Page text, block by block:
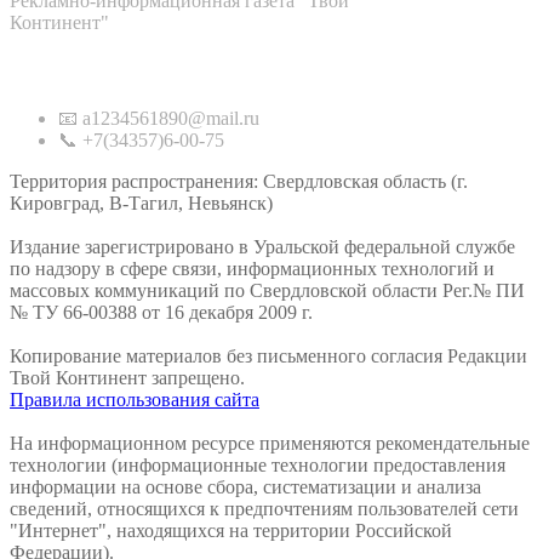
Континент"
📧 a1234561890@mail.ru
📞 +7(34357)6-00-75
Территория распространения: Свердловская область (г.
Кировград, В-Тагил, Невьянск)
Издание зарегистрировано в Уральской федеральной службе
по надзору в сфере связи, информационных технологий и
массовых коммуникаций по Свердловской области Рег.№ ПИ
№ ТУ 66-00388 от 16 декабря 2009 г.
Копирование материалов без письменного согласия Редакции
Твой Континент запрещено.
Правила использования сайта
На информационном ресурсе применяются рекомендательные
технологии (информационные технологии предоставления
информации на основе сбора, систематизации и анализа
сведений, относящихся к предпочтениям пользователей сети
"Интернет", находящихся на территории Российской
Федерации).